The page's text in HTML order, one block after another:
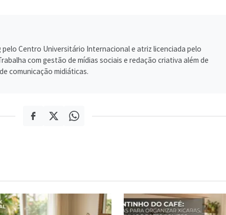
pelo Centro Universitário Internacional e atriz licenciada pelo
com gestão de mídias sociais e redação criativa além de
comunicação midiáticas.